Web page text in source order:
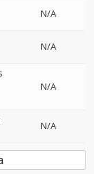
N/A
N/A
N/A
N/A